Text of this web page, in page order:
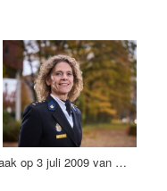
op 3 juli 2009 van …